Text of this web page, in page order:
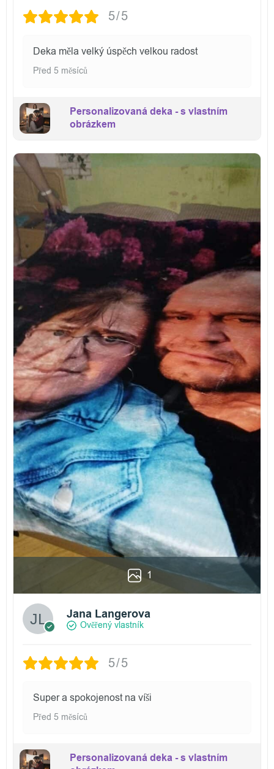
5/5
Deka měla velký úspěch velkou radost
Před 5 měsíců
Personalizovaná deka - s vlastním
obrázkem
1
Jana Langerova
Ověřený vlastník
5/5
Super a spokojenost na víši
Před 5 měsíců
Personalizovaná deka - s vlastním